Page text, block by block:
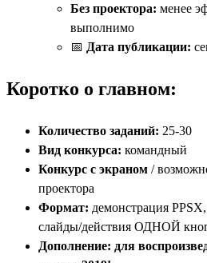
Без проектора: менее
выполнимо
📅 Дата публикации:
Коротко о главном:
Количество заданий: 25-30
Вид конкурса: командный
Конкурс с экраном /
проектора
Формат: демонстрация
слайды/действия ОДНОЙ
Дополнение: для